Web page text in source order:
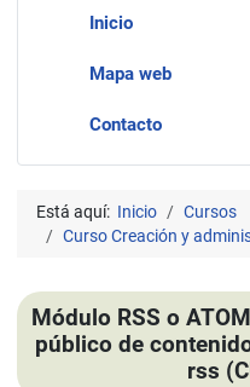
Inicio
Mapa web
Contacto
Está aquí: Inicio
Cursos
Curso Creación y
Módulo RSS o
público de
rss